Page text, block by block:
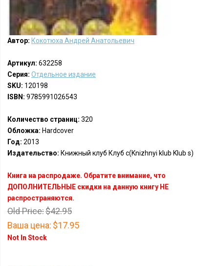
Автор: Кокотюха Андрей Анатольевич
Артикул: 632258
Серия: Отдельное издание
SKU: 120198
ISBN: 9785991026543
Количество страниц: 320
Обложка: Hardcover
Год: 2013
Издательство: Книжный клуб Клуб с(Knizhnyi klub Klub s)
Книга на распродаже. Обратите внимание, что
ДОПОЛНИТЕЛЬНЫЕ скидки на данную книгу НЕ
распространяются.
Old Price:$42.95
Ваша цена: $17.95
Not In Stock